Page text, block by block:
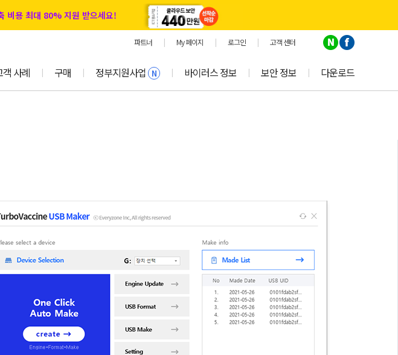
비용 최대 80% 지원 받으세요!
파트너 | My 페이지 | 로그인 | 고객 센터
객 사례 | 구매 | 정부지원사업 N | 바이러스 정보 | 보안 정보 | 다운로드